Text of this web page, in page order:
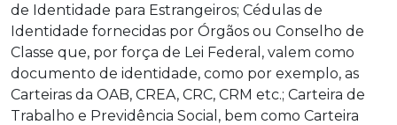
de Identidade para Estrangeiros; Cédulas de
Identidade fornecidas por Órgãos ou Conselho de
Classe que, por força de Lei Federal, valem como
documento de identidade, como por exemplo, as
Carteiras da OAB, CREA, CRC, CRM etc.; Carteira de
Trabalho e Previdência Social, bem como Carteira